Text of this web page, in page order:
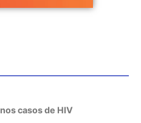
casos de HIV